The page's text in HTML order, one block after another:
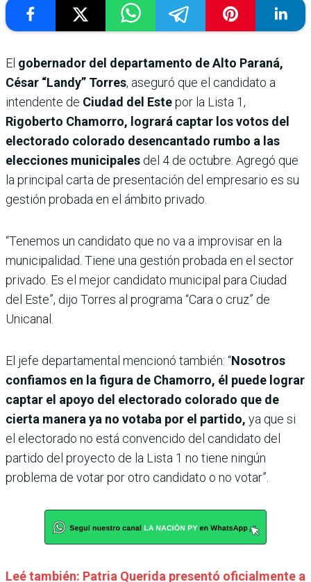
El gobernador del departamento de Alto Paraná,
César “Landy” Torres, aseguró que el candidato a
intendente de Ciudad del Estepor la Lista 1,
Rigoberto Chamorro, logrará captar los votos del
electorado colorado desencantado rumbo a las
elecciones municipales del 4 de octubre. Agregó que
la principal carta de presentación del empresario es su
gestión probada en el ámbito privado.
“Tenemos un candidato que no va a improvisar en la
municipalidad. Tiene una gestión probada en el sector
privado. Es el mejor candidato municipal para Ciudad
del Este”, dijo Torres al programa “Cara o cruz” de
Unicanal.
El jefe departamental mencionó también: “Nosotros
confiamos en la figura de Chamorro, él puede lograr
captar el apoyo del electorado colorado que de
cierta manera ya no votaba por el partido, ya que si
el electorado no está convencido del candidato del
partido del proyecto de la Lista 1 no tiene ningún
problema de votar por otro candidato o no votar”.
Leé también: Patria Querida presentó oficialmente a